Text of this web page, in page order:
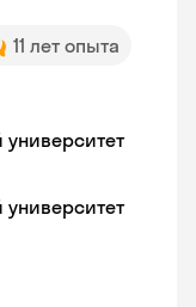
11 лет опыта
университет
университет